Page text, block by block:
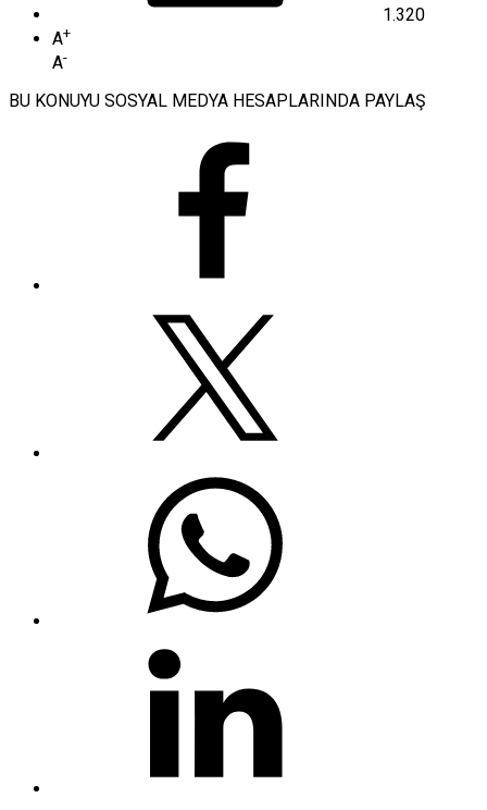
1.320
A+
A-
BU KONUYU SOSYAL MEDYA HESAPLARINDA PAYLAŞ